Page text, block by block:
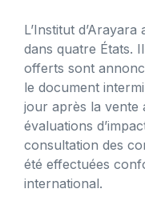
L’Institut
dans quatre États.
offerts sont
le document
jour après la vente
évaluations
consultation des
été effectuées
international.